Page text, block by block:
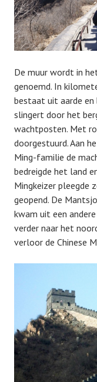
De muur wordt in
genoemd. In
bestaat uit aarde en
slingert door het
wachtposten. Met
doorgestuurd. Aan
Ming-familie de
bedreigde het land
Mingkeizer pleegde
geopend. De
kwam uit een
verder naar het
verloor de Chinese